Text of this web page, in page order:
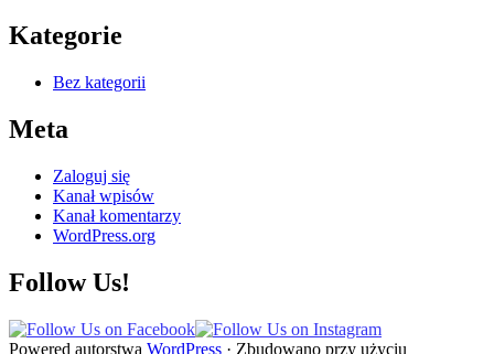
Kategorie
Bez kategorii
Meta
Zaloguj się
Kanał wpisów
Kanał komentarzy
WordPress.org
Follow Us!
Powered autorstwa WordPress · Zbudowano przy użyciu